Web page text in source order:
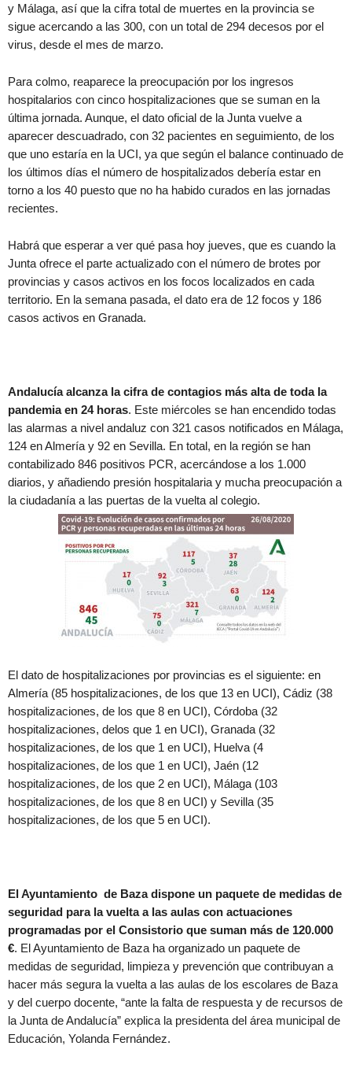
y Málaga, así que la cifra total de muertes en la provincia se
sigue acercando a las 300, con un total de 294 decesos por el
virus, desde el mes de marzo.
Para colmo, reaparece la preocupación por los ingresos
hospitalarios con cinco hospitalizaciones que se suman en la
última jornada. Aunque, el dato oficial de la Junta vuelve a
aparecer descuadrado, con 32 pacientes en seguimiento, de los
que uno estaría en la UCI, ya que según el balance continuado de
los últimos días el número de hospitalizados debería estar en
torno a los 40 puesto que no ha habido curados en las jornadas
recientes.
Habrá que esperar a ver qué pasa hoy jueves, que es cuando la
Junta ofrece el parte actualizado con el número de brotes por
provincias y casos activos en los focos localizados en cada
territorio. En la semana pasada, el dato era de 12 focos y 186
casos activos en Granada.
Andalucía alcanza la cifra de contagios más alta de toda la
pandemia en 24 horas. Este miércoles se han encendido todas
las alarmas a nivel andaluz con 321 casos notificados en Málaga,
124 en Almería y 92 en Sevilla. En total, en la región se han
contabilizado 846 positivos PCR, acercándose a los 1.000
diarios, y añadiendo presión hospitalaria y mucha preocupación a
la ciudadanía a las puertas de la vuelta al colegio.
El dato de hospitalizaciones por provincias es el siguiente: en
Almería (85 hospitalizaciones, de los que 13 en UCI), Cádiz (38
hospitalizaciones, de los que 8 en UCI), Córdoba (32
hospitalizaciones, delos que 1 en UCI), Granada (32
hospitalizaciones, de los que 1 en UCI), Huelva (4
hospitalizaciones, de los que 1 en UCI), Jaén (12
hospitalizaciones, de los que 2 en UCI), Málaga (103
hospitalizaciones, de los que 8 en UCI) y Sevilla (35
hospitalizaciones, de los que 5 en UCI).
El Ayuntamiento de Baza dispone un paquete de medidas de
seguridad para la vuelta a las aulas con actuaciones
programadas por el Consistorio que suman más de 120.000
€. El Ayuntamiento de Baza ha organizado un paquete de
medidas de seguridad, limpieza y prevención que contribuyan a
hacer más segura la vuelta a las aulas de los escolares de Baza
y del cuerpo docente, “ante la falta de respuesta y de recursos de
la Junta de Andalucía” explica la presidenta del área municipal de
Educación, Yolanda Fernández.